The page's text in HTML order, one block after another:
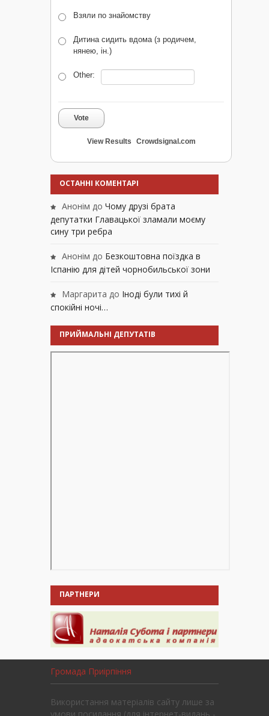
Взяли по знайомству
Дитина сидить вдома (з родичем,
нянею, ін.)
Other:
Vote
View Results Crowdsignal.com
ОСТАННІ КОМЕНТАРІ
Анонім до Чому друзі брата
депутатки Главацької зламали моєму
сину три ребра
Анонім до Безкоштовна поїздка в
Іспанію для дітей чорнобильської зони
Маргарита до Іноді були тихі й
спокійні ночі…
ПРИЙМАЛЬНІ ДЕПУТАТІВ
ПАРТНЕРИ
Громада Приірпіння
Використання матеріалів сайту лише за